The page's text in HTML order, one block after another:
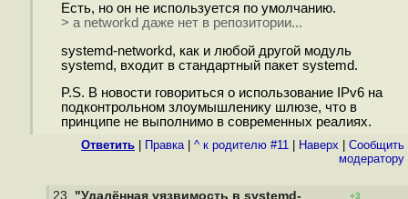
Есть, но он не используется по умолчанию.
> а networkd даже нет в репозитории...
systemd-networkd, как и любой другой модуль
systemd, входит в стандартный пакет systemd.
P.S. В новости говориться о использование IPv6 на
подконтрольном злоумышленику шлюзе, что в
принципе не выполнимо в современных реалиях.
Ответить Правка| ^ к родителю #11 Наверх
Cообщить
модератору
23. "Удалённая уязвимость в systemd- +3